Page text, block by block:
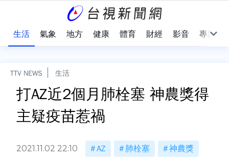
生活 氣象 地方 健康 體育 財經 影音 專題
TTV NEWS 生活
打AZ近2個月肺栓塞 神農獎得
主疑疫苗惹禍
2021.11.02 22:10 AZ 肺栓塞 神農獎